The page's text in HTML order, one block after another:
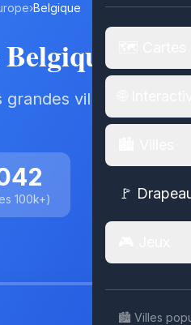
🚩
🏙️ Villes
›Belgique
villes de
100k+)